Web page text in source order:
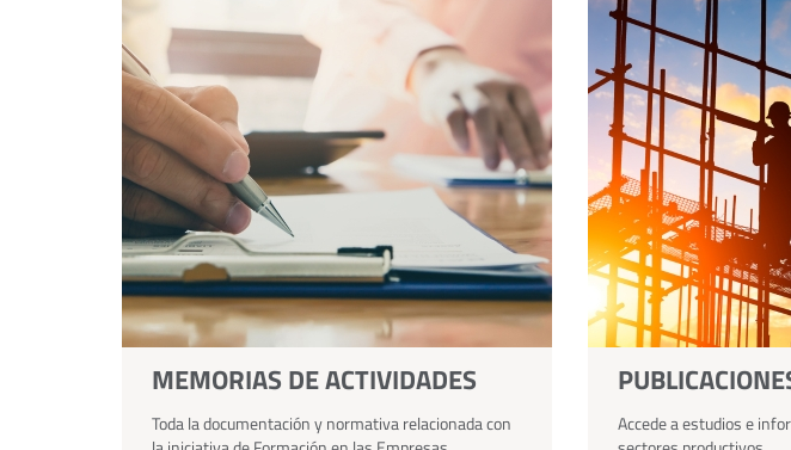
MEMORIAS DE ACTIVIDADES
Toda la documentación y normativa relacionada con
Accede a estudios e